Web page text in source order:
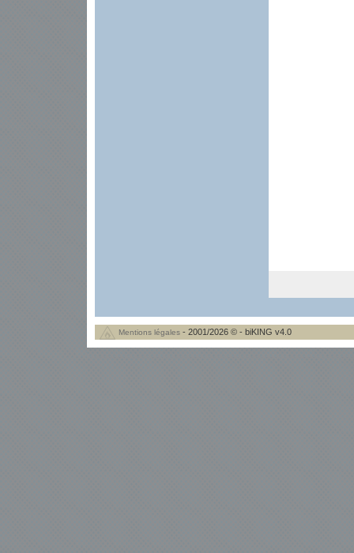
Mentions légales - 2001/2026 © - biKING v4.0